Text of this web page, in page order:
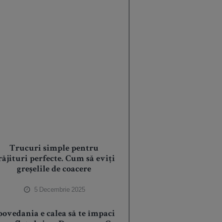
Trucuri simple pentru
perfecte. Cum să eviți
greșelile de coacere
5 Decembrie 2025
e calea să te împaci